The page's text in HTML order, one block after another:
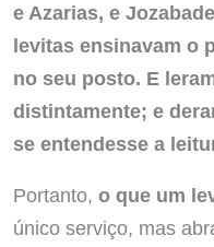
e Azarias, e
levitas ensinavam o
no seu posto. E
distintamente; e
se entendesse a
Portanto, o que um
único serviço, mas